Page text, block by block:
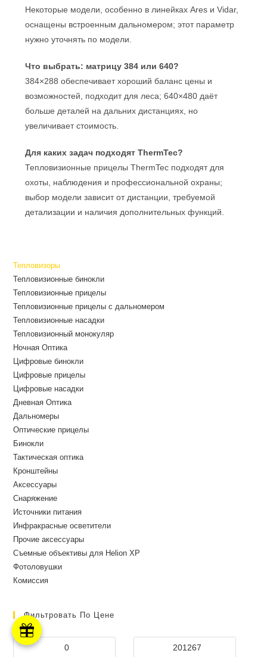
Некоторые модели, особенно в линейках Ares и Vidar,
оснащены встроенным дальномером; этот параметр
нужно уточнять по модели.
Что выбрать: матрицу 384 или 640?
384×288 обеспечивает хороший баланс цены и
возможностей, подходит для леса; 640×480 даёт
больше деталей на дальних дистанциях, но
увеличивает стоимость.
Для каких задач подходят ThermTec?
Тепловизионные прицелы ThermTec подходят для
охоты, наблюдения и профессиональной охраны;
выбор модели зависит от дистанции, требуемой
детализации и наличия дополнительных функций.
Тепловизоры
Тепловизионные бинокли
Тепловизионные прицелы
Тепловизионные прицелы с дальномером
Тепловизионные насадки
Тепловизионный монокуляр
Ночная Оптика
Цифровые бинокли
Цифровые прицелы
Цифровые насадки
Дневная Оптика
Дальномеры
Оптические прицелы
Бинокли
Тактическая оптика
Кронштейны
Аксессуары
Снаряжение
Источники питания
Инфракрасные осветители
Прочие аксессуары
Съемные объективы для Helion XP
Фотоловушки
Комиссия
Фильтровать По Цене